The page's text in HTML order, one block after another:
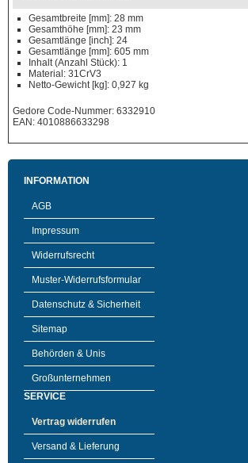
Gesamtbreite [mm]: 28 mm
Gesamthöhe [mm]: 23 mm
Gesamtlänge [inch]: 24
Gesamtlänge [mm]: 605 mm
Inhalt (Anzahl Stück): 1
Material: 31CrV3
Netto-Gewicht [kg]: 0,927 kg
Gedore Code-Nummer: 6332910
EAN: 4010886633298
INFORMATION
AGB
Impressum
Widerrufsrecht
Muster-Widerrufsformular
Datenschutz & Sicherheit
Sitemap
Behörden & Unis
Großunternehmen
SERVICE
Vertrag widerrufen
Versand & Lieferung